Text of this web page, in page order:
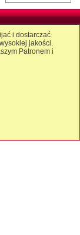
i dostarczać
jakości.
Patronem i